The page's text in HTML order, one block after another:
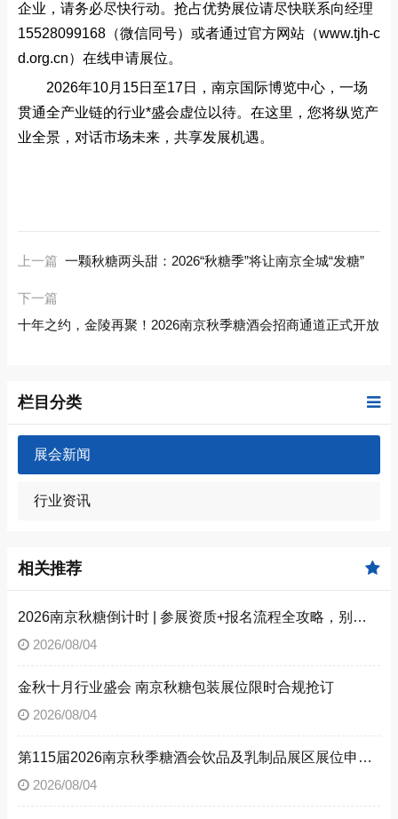
企业，请务必尽快行动。抢占优势展位请尽快联系向经理
15528099168（微信同号）或者通过官方网站（www.tjh-c
d.org.cn）在线申请展位。
2026年10月15日至17日，南京国际博览中心，一场
贯通全产业链的行业*盛会虚位以待。在这里，您将纵览产
业全景，对话市场未来，共享发展机遇。
上一篇 一颗秋糖两头甜：2026“秋糖季”将让南京全城“发糖”
下一篇
十年之约，金陵再聚！2026南京秋季糖酒会招商通道正式开放
栏目分类
展会新闻
行业资讯
相关推荐
2026南京秋糖倒计时 | 参展资质+报名流程全攻略，别因手续不全错失良机（附材料清单）
2026/08/04
金秋十月行业盛会 南京秋糖包装展位限时合规抢订
2026/08/04
第115届2026南京秋季糖酒会饮品及乳制品展区展位申请技巧
2026/08/04